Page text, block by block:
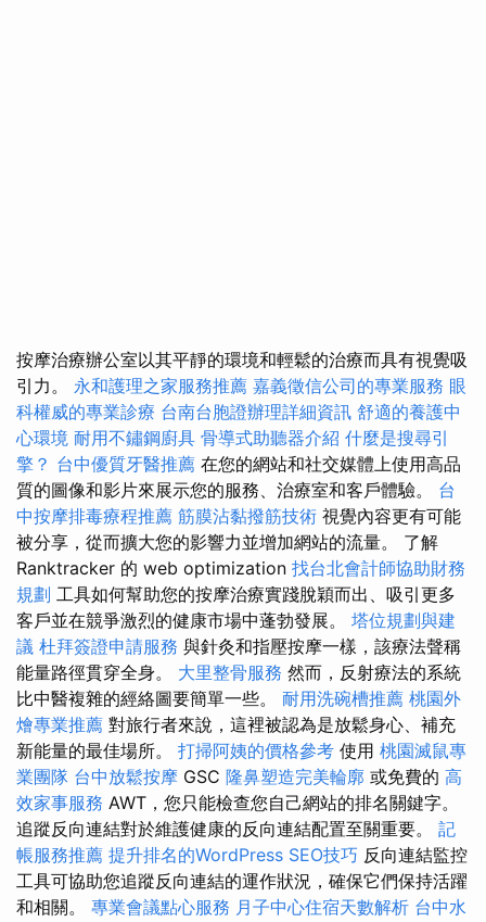
按摩治療辦公室以其平靜的環境和輕鬆的治療而具有視覺吸
引力。 永和護理之家服務推薦 嘉義徵信公司的專業服務 眼
科權威的專業診療 台南台胞證辦理詳細資訊 舒適的養護中
心環境 耐用不鏽鋼廚具 骨導式助聽器介紹 什麼是搜尋引
擎？ 台中優質牙醫推薦 在您的網站和社交媒體上使用高品
質的圖像和影片來展示您的服務、治療室和客戶體驗。 台
中按摩排毒療程推薦 筋膜沾黏撥筋技術 視覺內容更有可能
被分享，從而擴大您的影響力並增加網站的流量。 了解
Ranktracker 的 web optimization 找台北會計師協助財務
規劃 工具如何幫助您的按摩治療實踐脫穎而出、吸引更多
客戶並在競爭激烈的健康市場中蓬勃發展。 塔位規劃與建
議 杜拜簽證申請服務 與針灸和指壓按摩一樣，該療法聲稱
能量路徑貫穿全身。 大里整骨服務 然而，反射療法的系統
比中醫複雜的經絡圖要簡單一些。 耐用洗碗槽推薦 桃園外
燴專業推薦 對旅行者來說，這裡被認為是放鬆身心、補充
新能量的最佳場所。 打掃阿姨的價格參考 使用 桃園滅鼠專
業團隊 台中放鬆按摩 GSC 隆鼻塑造完美輪廓 或免費的 高
效家事服務 AWT，您只能檢查您自己網站的排名關鍵字。
追蹤反向連結對於維護健康的反向連結配置至關重要。 記
帳服務推薦 提升排名的WordPress SEO技巧 反向連結監控
工具可協助您追蹤反向連結的運作狀況，確保它們保持活躍
和相關。 專業會議點心服務 月子中心住宿天數解析 台中水